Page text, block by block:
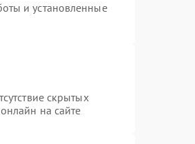
и установленные
скрытых
на сайте